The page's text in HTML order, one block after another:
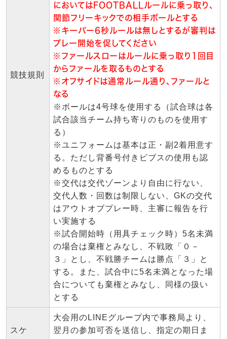
競技規則
においてはFOOTBALLルールに乗っ取り、
関節フリーキックでの相手ボールとする
※キーパー6秒ルールは無しとするが審判は
プレー開始を促してください
※ファールスローはルールに乗っ取り1回目
からファールを取るものとする
※オフサイドは通常ルール通り、ファールと
なる
※ボールは4号球を使用する（試合球は各
試合該当チーム持ち寄りのものを使用す
る）
※ユニフォームは基本は正・副2着用意す
る。ただし背番号付きビブスの使用も認
めるものとする
※交代は交代ゾーンより自由に行ない、
交代人数・回数は制限しない、GKの交代
はアウトオブプレー時、主審に報告を行
い実施する
※試合開始時（用具チェック時）5名未満
の場合は棄権とみなし、不戦敗「０－
３」とし、不戦勝チームは勝点「３」と
する。また、試合中に5名未満となった場
合についても棄権とみなし、同様の扱い
とする
スケ
大会用のLINEグループ内で事務局より、
翌月の参加可否を送信し、指定の期日ま